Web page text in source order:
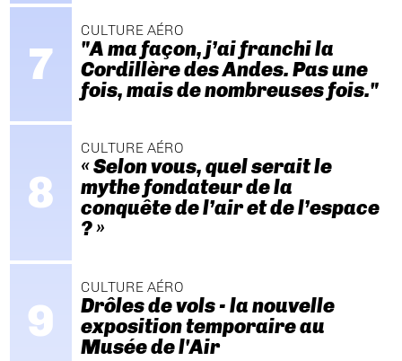
CULTURE AÉRO
"A ma façon, j’ai franchi la
Cordillère des Andes. Pas une
fois, mais de nombreuses fois."
CULTURE AÉRO
« Selon vous, quel serait le
mythe fondateur de la
conquête de l’air et de l’espace
? »
CULTURE AÉRO
Drôles de vols - la nouvelle
exposition temporaire au
Musée de l'Air